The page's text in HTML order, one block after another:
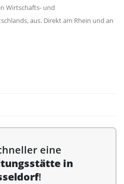
Wirtschafts- und
aus. Direkt am Rhein und an
eine
in
!